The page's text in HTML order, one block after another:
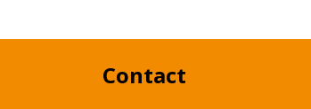
Contact